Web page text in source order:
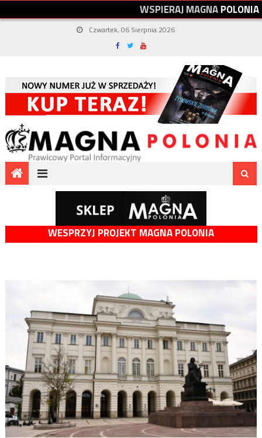
WSPIERAJMAGNAPOLONIA
Czwartek, 06 Sierpnia 2026
WESPRZYJ PROJEKT MAGNA POLONIA